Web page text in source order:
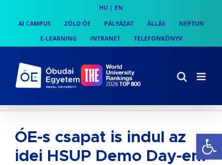
content
HU | EN
AI CAMPUS
ZÖLD ÓE PÁLYÁZAT ÁLLÁS
NEPTUN
E-LEARNING
INTRANET TELEFONKÖNYV
ÓE-s csapat is indul az
idei HSUP Demo Day-en!